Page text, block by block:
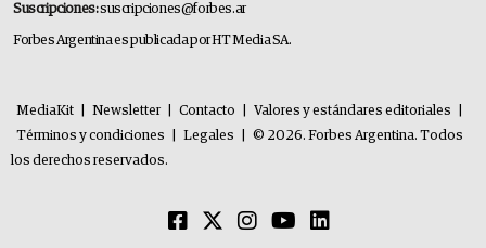
Suscripciones:suscripciones@forbes.ar
Forbes Argentina es publicada por HT Media SA.
MediaKit Newsletter Contacto Valores y estándares editoriales
Términos y condiciones
Legales
© 2026. Forbes Argentina. Todos
los derechos reservados.